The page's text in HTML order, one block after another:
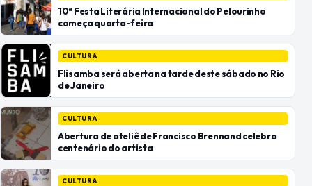
10ª Festa Literária Internacional do Pelourinho
começa quarta-feira
CULTURA
Flisamba será aberta na tarde deste sábado no Rio
de Janeiro
CULTURA
Abertura de ateliê de Francisco Brennand celebra
centenário do artista
CULTURA